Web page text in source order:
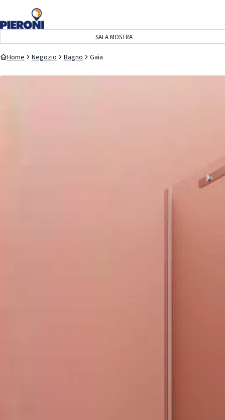
navigazione
contenuto
SALA MOSTRA
Home Negozio Bagno Gaia